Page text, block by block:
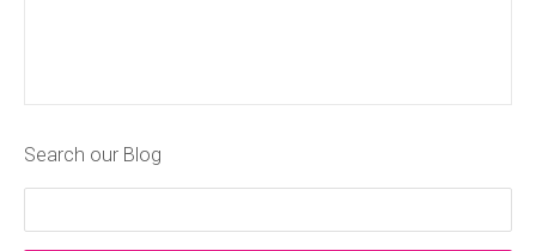
Search our Blog